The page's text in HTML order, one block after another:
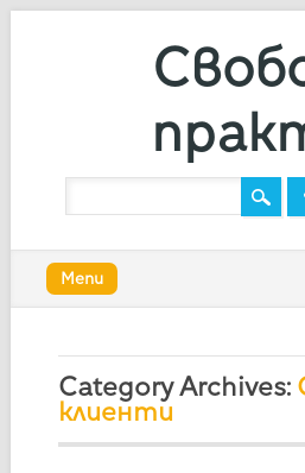
Main menu
content
Menu
Category Archives:
клиенти